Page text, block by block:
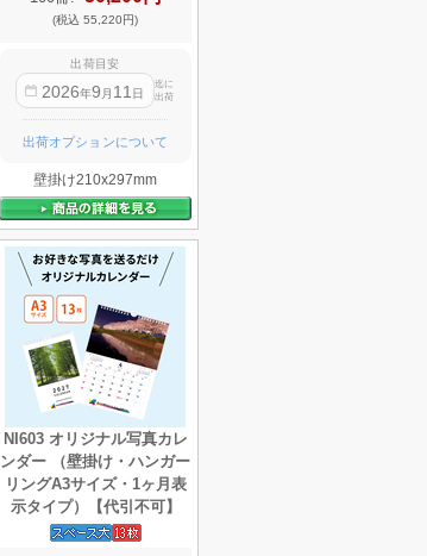
(税込 55,220円)
出荷目安
2026年9 月 11 日
迄に
出荷
出荷オプションについて
壁掛け210x297mm
NI603 オリジナル写真カレ
ンダー （壁掛け・ハンガー
リングA3サイズ・1ヶ月表
示タイプ）【代引不可】